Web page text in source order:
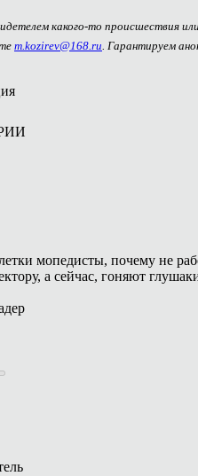
какого-то происшествия
m.kozirev@168.ru. Гарантируем
мопедисты, почему не
а сейчас, гоняют